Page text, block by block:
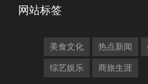
网站标签
美食文化 热点新闻
综艺娱乐 商旅生涯